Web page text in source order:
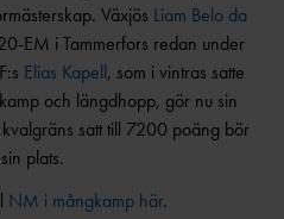
Växjös Liam Belo da
EM i Tammerfors redan under
Elias Kapell, som i vintras satte
och längdhopp, gör nu sin
satt till 7200 poäng bör
plats.
NM i mångkamp här.